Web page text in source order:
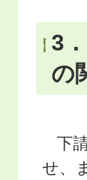
3
の
下
せ、